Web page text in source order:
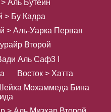
Аль Бутейн
> Бу Кадра
> Аль-Уарка Первая
Второй
Восток > Хатта
Мохаммеда Бина